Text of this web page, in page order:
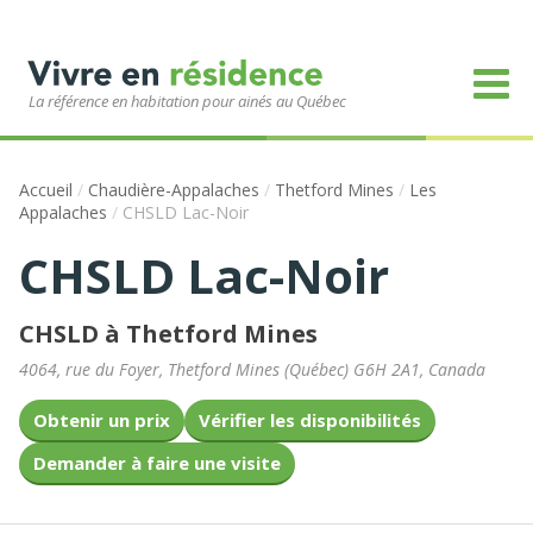
La référence en habitation pour ainés au Québec
Accueil / Chaudière-Appalaches / Thetford Mines / Les
Appalaches / CHSLD Lac-Noir
CHSLD Lac-Noir
CHSLD à Thetford Mines
4064, rue du Foyer, Thetford Mines (Québec) G6H 2A1, Canada
Obtenir un prix
Vérifier les disponibilités
Demander à faire une visite